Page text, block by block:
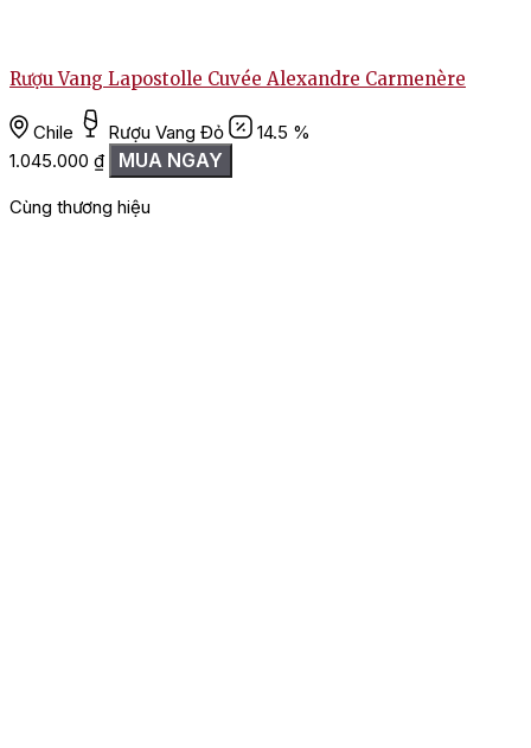
Rượu Vang Lapostolle Cuvée Alexandre Carmenère
Chile Rượu Vang Đỏ
14.5 %
1.045.000 ₫ MUA NGAY
Cùng thương hiệu